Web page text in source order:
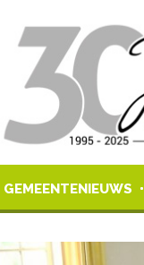
GEMEENTENIEUWS